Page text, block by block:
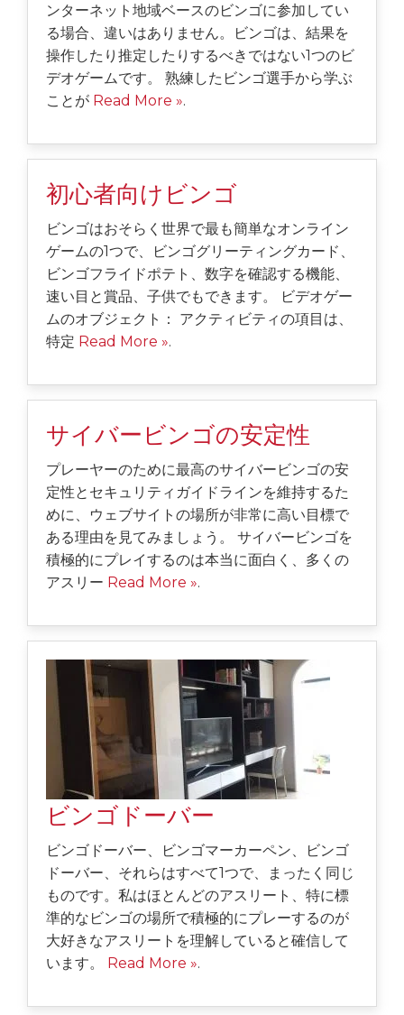
ンターネット地域ベースのビンゴに参加してい
る場合、違いはありません。ビンゴは、結果を
操作したり推定したりするべきではない1つのビ
デオゲームです。 熟練したビンゴ選手から学ぶ
ことが Read More ».
初心者向けビンゴ
ビンゴはおそらく世界で最も簡単なオンライン
ゲームの1つで、ビンゴグリーティングカード、
ビンゴフライドポテト、数字を確認する機能、
速い目と賞品、子供でもできます。 ビデオゲー
ムのオブジェクト： アクティビティの項目は、
特定 Read More ».
サイバービンゴの安定性
プレーヤーのために最高のサイバービンゴの安
定性とセキュリティガイドラインを維持するた
めに、ウェブサイトの場所が非常に高い目標で
ある理由を見てみましょう。 サイバービンゴを
積極的にプレイするのは本当に面白く、多くの
アスリー Read More ».
ビンゴドーバー
ビンゴドーバー、ビンゴマーカーペン、ビンゴ
ドーバー、それらはすべて1つで、まったく同じ
ものです。私はほとんどのアスリート、特に標
準的なビンゴの場所で積極的にプレーするのが
大好きなアスリートを理解していると確信して
います。 Read More ».